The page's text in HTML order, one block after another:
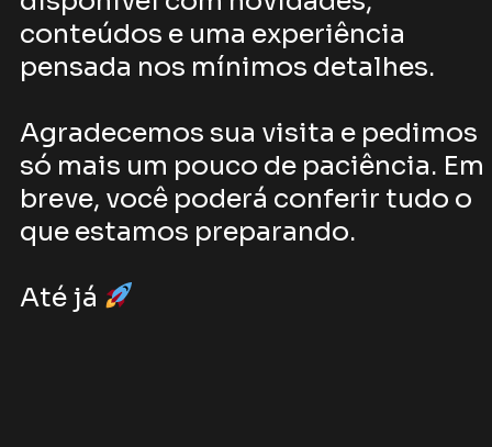
conteúdos e uma experiência
pensada nos mínimos detalhes.
Agradecemos sua visita e pedimos
só mais um pouco de paciência. Em
breve, você poderá conferir tudo o
que estamos preparando.
Até já